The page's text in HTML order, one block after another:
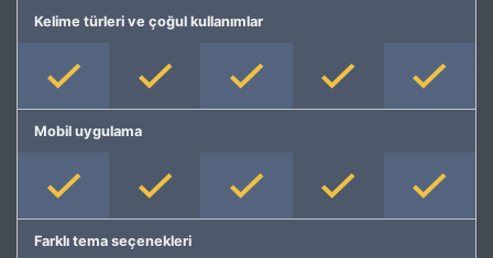
Kelime türleri ve çoğul kullanımlar
Mobil uygulama
Farklı tema seçenekleri